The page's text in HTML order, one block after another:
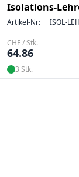
Isolations-
Artikel-Nr: ISOL-
CHF / Stk.
64.86
3 Stk.